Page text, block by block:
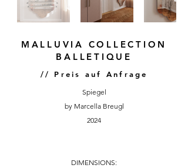
MALLUVIA COLLECTION
BALLETIQUE
// Preis auf Anfrage
Spiegel
by Marcella Breugl
2024
DIMENSIONS: